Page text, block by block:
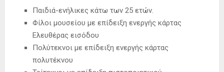
Παιδιά-ενήλικες κάτω των 25 ετών.
Φίλοι μουσείου με επίδειξη ενεργής κάρτας
Ελευθέρας εισόδου
Πολύτεκνοι με επίδειξη ενεργής κάρτας
πολυτέκνου